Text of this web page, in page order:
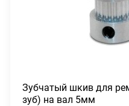
Зубчатый шкив для
зуб) на вал 5мм